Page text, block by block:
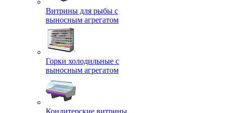
Витрины для рыбы с
выносным агрегатом
Горки холодильные с
выносным агрегатом
Кондитерские витрины